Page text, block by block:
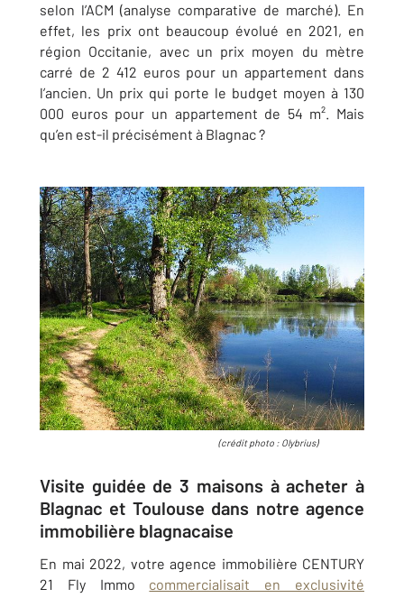
selon l’ACM (analyse comparative de marché). En
effet, les prix ont beaucoup évolué en 2021, en
région Occitanie, avec un prix moyen du mètre
carré de 2 412 euros pour un appartement dans
l’ancien. Un prix qui porte le budget moyen à 130
000 euros pour un appartement de 54 m². Mais
qu’en est-il précisément à Blagnac ?
(crédit photo : Olybrius)
Visite guidée de 3 maisons à acheter à
Blagnac et Toulouse dans notre agence
immobilière blagnacaise
En mai 2022, votre agence immobilière CENTURY
21 Fly Immo commercialisait en exclusivité